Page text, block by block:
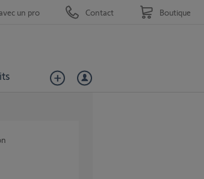
un pro Contact Boutique